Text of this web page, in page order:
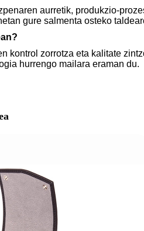
aurretik, produkzio-
gure salmenta osteko
kontrol zorrotza eta kalitate
hurrengo mailara eraman du.